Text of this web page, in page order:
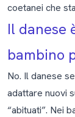
coetanei che
Il danese
bambino
No. Il danese
adattare nuovi
“abituati”. Nei